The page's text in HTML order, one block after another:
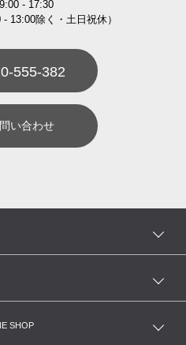
- 17:30
- 13:00除く・土日祝休）
555-382
い合わせ
SHOP